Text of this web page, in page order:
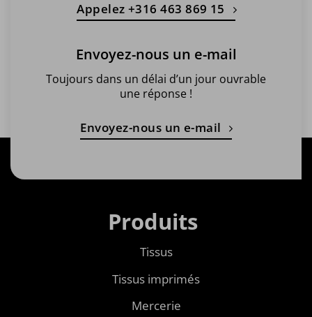
Appelez +316 463 869 15
Envoyez-nous un e-mail
Toujours dans un délai d’un jour ouvrable
une réponse !
Envoyez-nous un e-mail
Produits
Tissus
Tissus imprimés
Mercerie